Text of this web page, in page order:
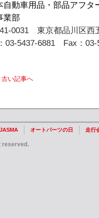
自動車用品・部品アフ
業部
0031 東京都品川区西
03-5437-6881 Fax：03-
古い記事へ
JASMA オートパーツの日 走行
reserved.